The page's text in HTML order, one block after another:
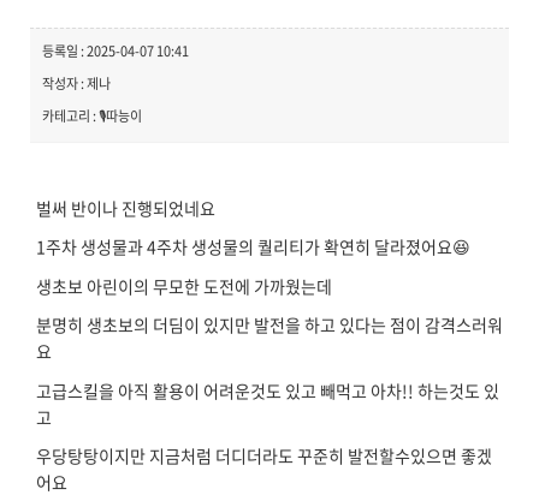
등록일 : 2025-04-07 10:41
작성자 : 제나
카테고리 : 🎙️따능이
벌써 반이나 진행되었네요
1주차 생성물과 4주차 생성물의 퀄리티가 확연히 달라졌어요😆
생초보 아린이의 무모한 도전에 가까웠는데
분명히 생초보의 더딤이 있지만 발전을 하고 있다는 점이 감격스러워
요
고급스킬을 아직 활용이 어려운것도 있고 빼먹고 아차!! 하는것도 있
고
우당탕탕이지만 지금처럼 더디더라도 꾸준히 발전할수있으면 좋겠
어요